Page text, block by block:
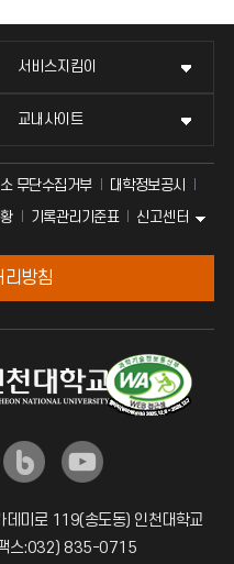
서비스지킴이
교내사이트
무단수집거부
대학정보공시
기록관리기준표 신고센터
리방침
미로 119(송도동) 인천대학교
스:032) 835-0715